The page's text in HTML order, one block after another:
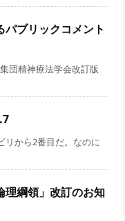
ブリックコメント
団精神療法学会改訂版
リから2番目だ。なのに
理綱領」改訂のお知